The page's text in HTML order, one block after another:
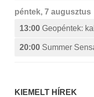
péntek, 7 augusztus
13:00 Geopéntek:
20:00 Summer
KIEMELT HÍREK